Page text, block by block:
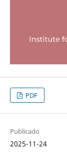
PDF
Publicado
2025-11-24